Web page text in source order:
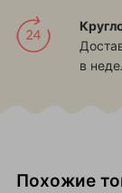
в
Похожие